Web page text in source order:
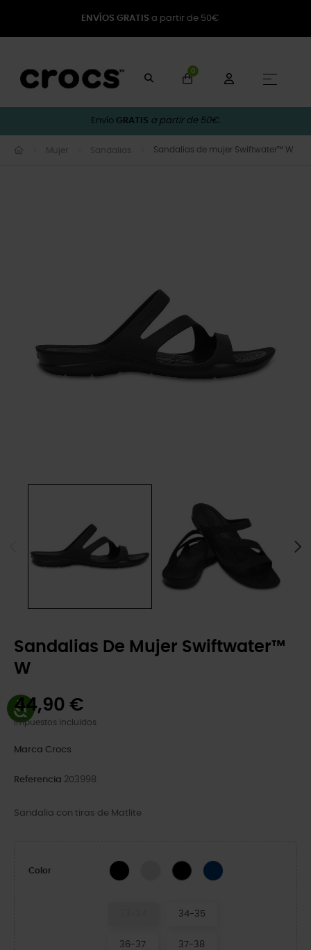
ENVÍOS GRATIS a partir de 50€
0
☰
Envío GRATIS a partir de 50€.
Mujer Sandalias Sandalias de mujer Swiftwater™ W
Sandalias De Mujer Swiftwater™
W
44,90 €
Impuestos incluidos
Marca Crocs
Referencia 203998
Sandalia con tiras de Matlite
Color Black/WhiteAtmosphereBlack/BlackNavy/White
34-35
36-37 37-38